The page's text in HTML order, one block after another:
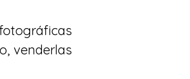
venderlas